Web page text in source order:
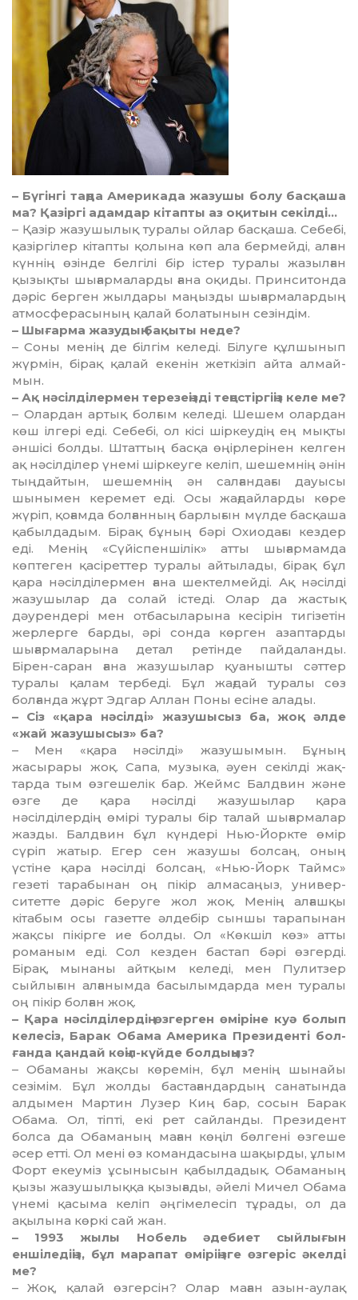
– Бүгінгі таңда Америкада жазу­шы болу басқаша
ма? Қазіргі адам­дар кітапты аз оқитын се­кілді…
– Қазір жазушылық туралы ойлар басқаша. Себебі,
қазіргілер кітапты қолына көп ала бермейді, алған
күннің өзінде белгілі бір істер туралы жазылған
қызықты шығармаларды ғана оқиды. Принситонда
дәріс берген жыл­дары маңызды шығар­малардың
атмосферасының қалай бола­ты­нын сезіндім.
– Шығарма жазудың бақыты неде?
– Соны менің де білгім келеді. Білу­ге құлшынып
жүрмін, бірақ қа­­лай екенін жеткізіп айта алмай­
мын.
– Ақ нәсілділермен терезеңізді теңестіргіңіз келе ме?
– Олардан артық болғым келеді. Шешем олардан
көш ілгері еді. Cебебі, ол кісі шір­кеудің ең мықты
әншісі болды. Штат­тың басқа өңірлерінен кел­ген
ақ нәсілділер үнемі шіркеуге келіп, шешемнің әнін
тыңдай­тын, шешемнің ән салғандағы дауысы
шынымен керемет еді. Осы жағдайларды көре
жүріп, қоғамда болғанның барлығын мүлде басқаша
қабылдадым. Бірақ бұның бәрі Охиодағы кез­дер
еді. Менің «Сүйіспен­шілік» атты шығармамда
көптеген қа­сіреттер туралы айтылады, бірақ бұл
қара нәсілділермен ғана шектелмейді. Ақ нәсілді
жазушы­лар да солай істеді. Олар да жас­тық
дәурендері мен отбасы­ларына кесірін тигізетін
жерлерге барды, әрі сонда көрген азаптар­ды
шығар­маларына детал ретінде пайдаланды.
Бірен-саран ғана жазушылар қуанышты сәттер
туралы қалам тербеді. Бұл жағдай туралы сөз
болғанда жұрт Эдгар Аллан Поны есіне алады.
– Сіз «қара нәсілді» жазушы­сыз ба, жоқ әлде
«жай жазушысыз» ба?
– Мен «қара нәсілді» жазушы­мын. Бұның
жасырары жоқ. Сапа, музыка, әуен секілді жақ­
тарда тым өзгешелік бар. Жеймс Балдвин және
өзге де қара нәсілді жазушылар қара
нәсілділердің өмірі туралы бір талай шығар­малар
жазды. Балдвин бұл күн­дері Нью-Йоркте өмір
сүріп жа­тыр. Егер сен жазушы болсаң, оның
үстіне қара нәсілді болсаң, «Нью-Йорк Таймс»
гезеті тара­бы­нан оң пікір алмасаңыз, уни­вер­
ситетте дәріс беруге жол жоқ. Менің алғашқы
кітабым осы га­зетте әлдебір сыншы тарапынан
жақсы пікірге ие болды. Ол «Көк­шіл көз» атты
романым еді. Сол кезден бастап бәрі өзгерді.
Бірақ, мынаны айтқым келеді, мен Пулитзер
сыйлығын алғанымда басылымдарда мен туралы
оң пікір болған жоқ.
– Қара нәсілділердің өзгерген өміріне куә болып
келесіз, Барак Обама Америка Президенті бол­
ған­да қандай көңіл-күйде бол­дыңыз?
– Обаманы жақсы көремін, бұл менің шынайы
сезімім. Бұл жолды бастағандардың санатын­да
алдымен Мартин Лузер Киң бар, сосын Барак
Обама. Ол, тіпті, екі рет сайланды. Президент
болса да Обаманың маған көңіл бөлгені өзгеше
әсер етті. Ол мені өз командасына шақырды, ұлым
Форт екеуміз ұсынысын қабылда­дық. Обаманың
қызы жазушы­лық­қа қызығады, әйелі Мичел Обама
үнемі қасыма келіп әңгі­ме­лесіп тұрады, ол да
ақылына көркі сай жан.
– 1993 жылы Нобель әдебиет сыйлығын
еншіледіңіз, бұл ма­рапат өміріңізге өзгеріс әкелді
ме?
– Жоқ, қалай өзгерсін? Олар маған азын-аулақ